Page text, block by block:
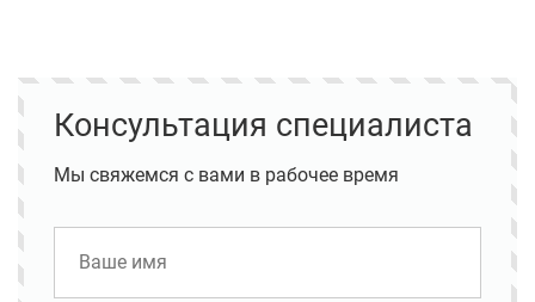
Консультация специалиста
Мы свяжемся с вами в рабочее время